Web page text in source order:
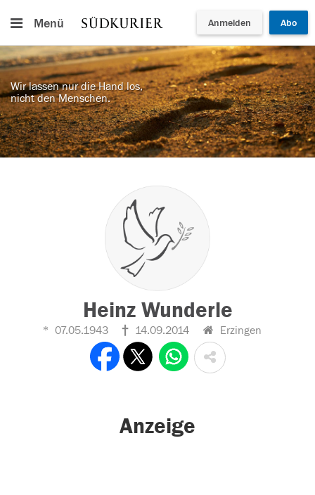
Menü Anmelden Abo
Wir lassen nur die Hand los,
nicht den Menschen.
Heinz Wunderle
07.05.1943 14.09.2014 Erzingen
Anzeige